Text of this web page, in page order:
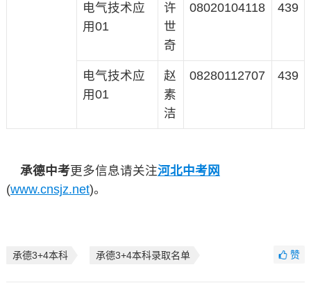
电气技术应
用01
许
世
奇
08020104118 439
电气技术应
用01
赵
素
洁
08280112707 439
承德中考更多信息请关注河北中考网
(www.cnsjz.net)。
承德3+4本科 承德3+4本科录取名单 赞